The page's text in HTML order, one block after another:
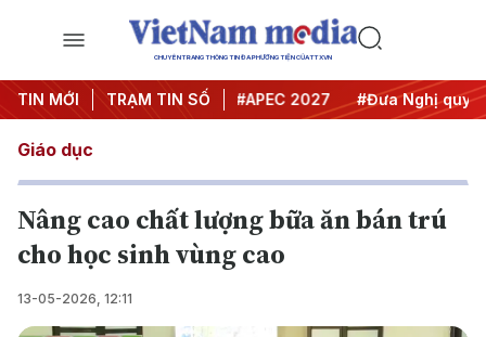
CHUYÊN TRANG THÔNG TIN ĐA PHƯƠNG TIỆN CỦA TTXVN
TIN MỚI TRẠM TIN SỐ
#Hội nghị Trung ương 3 #APEC 2027 #Đưa Nghị quyết
Giáo dục
Nâng cao chất lượng bữa ăn bán trú
cho học sinh vùng cao
13-05-2026, 12:11